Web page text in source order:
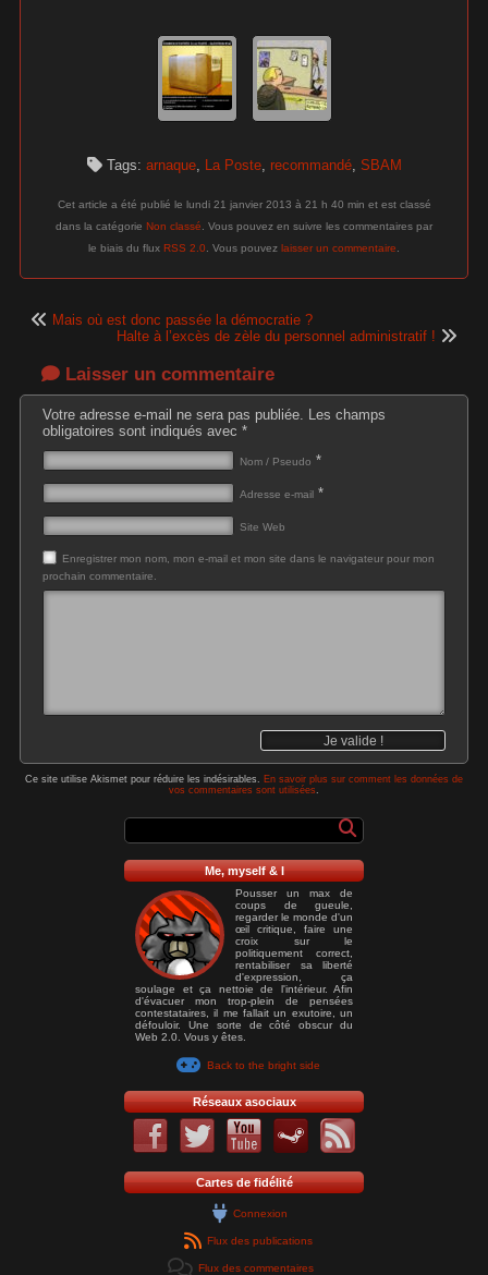
Tags: arnaque, La Poste, recommandé, SBAM
Cet article a été publié le lundi 21 janvier 2013 à 21 h 40 min et est classé
dans la catégorie Non classé . Vous pouvez en suivre les commentaires par
le biais du flux RSS 2.0 . Vous pouvez laisser un commentaire
Mais où est donc passée la démocratie ?
Halte à l’excès de zèle du personnel administratif !
Laisser un commentaire
Votre adresse e-mail ne sera pas publiée. Les champs
obligatoires sont indiqués avec *
Nom / Pseudo *
Adresse e-mail *
Site Web
Enregistrer mon nom, mon e-mail et mon site dans le navigateur pour mon
prochain commentaire.
Ce site utilise Akismet pour réduire les indésirables. En savoir plus sur comment les données de
vos commentaires sont utilisées.
Me, myself & I
Pousser un max de
coups de gueule,
regarder le monde d'un
œil critique, faire une
croix sur le
politiquement correct,
rentabiliser sa liberté
d'expression, ça
soulage et ça nettoie de l'intérieur. Afin
d'évacuer mon trop-plein de pensées
contestataires, il me fallait un exutoire, un
défouloir. Une sorte de côté obscur du
Web 2.0. Vous y êtes.
Back to the bright side
Réseaux asociaux
Cartes de fidélité
Connexion
Flux des publications
Flux des commentaires